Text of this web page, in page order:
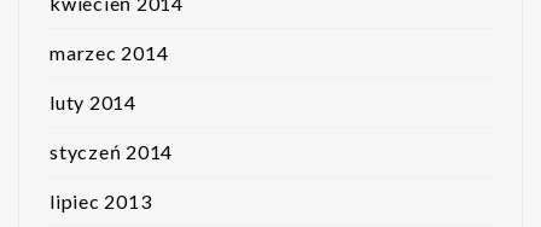
marzec 2014
luty 2014
styczeń 2014
lipiec 2013